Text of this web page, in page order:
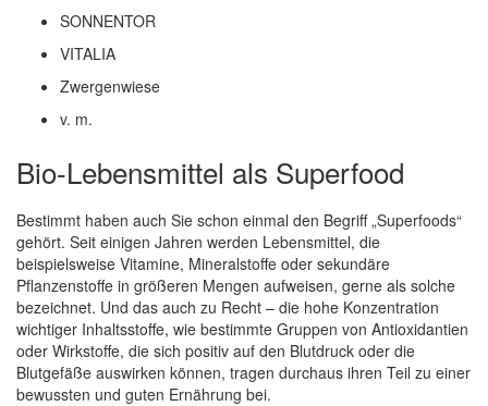
SONNENTOR
VITALIA
Zwergenwiese
v. m.
Bio-Lebensmittel als Superfood
Bestimmt haben auch Sie schon einmal den Begriff „Superfoods“
gehört. Seit einigen Jahren werden Lebensmittel, die
beispielsweise Vitamine, Mineralstoffe oder sekundäre
Pflanzenstoffe in größeren Mengen aufweisen, gerne als solche
bezeichnet. Und das auch zu Recht – die hohe Konzentration
wichtiger Inhaltsstoffe, wie bestimmte Gruppen von Antioxidantien
oder Wirkstoffe, die sich positiv auf den Blutdruck oder die
Blutgefäße auswirken können, tragen durchaus ihren Teil zu einer
bewussten und guten Ernährung bei.